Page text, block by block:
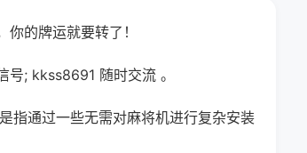
的牌运就要转了！
; kkss8691 随时交流 。
指通过一些无需对麻将机进行复杂安装